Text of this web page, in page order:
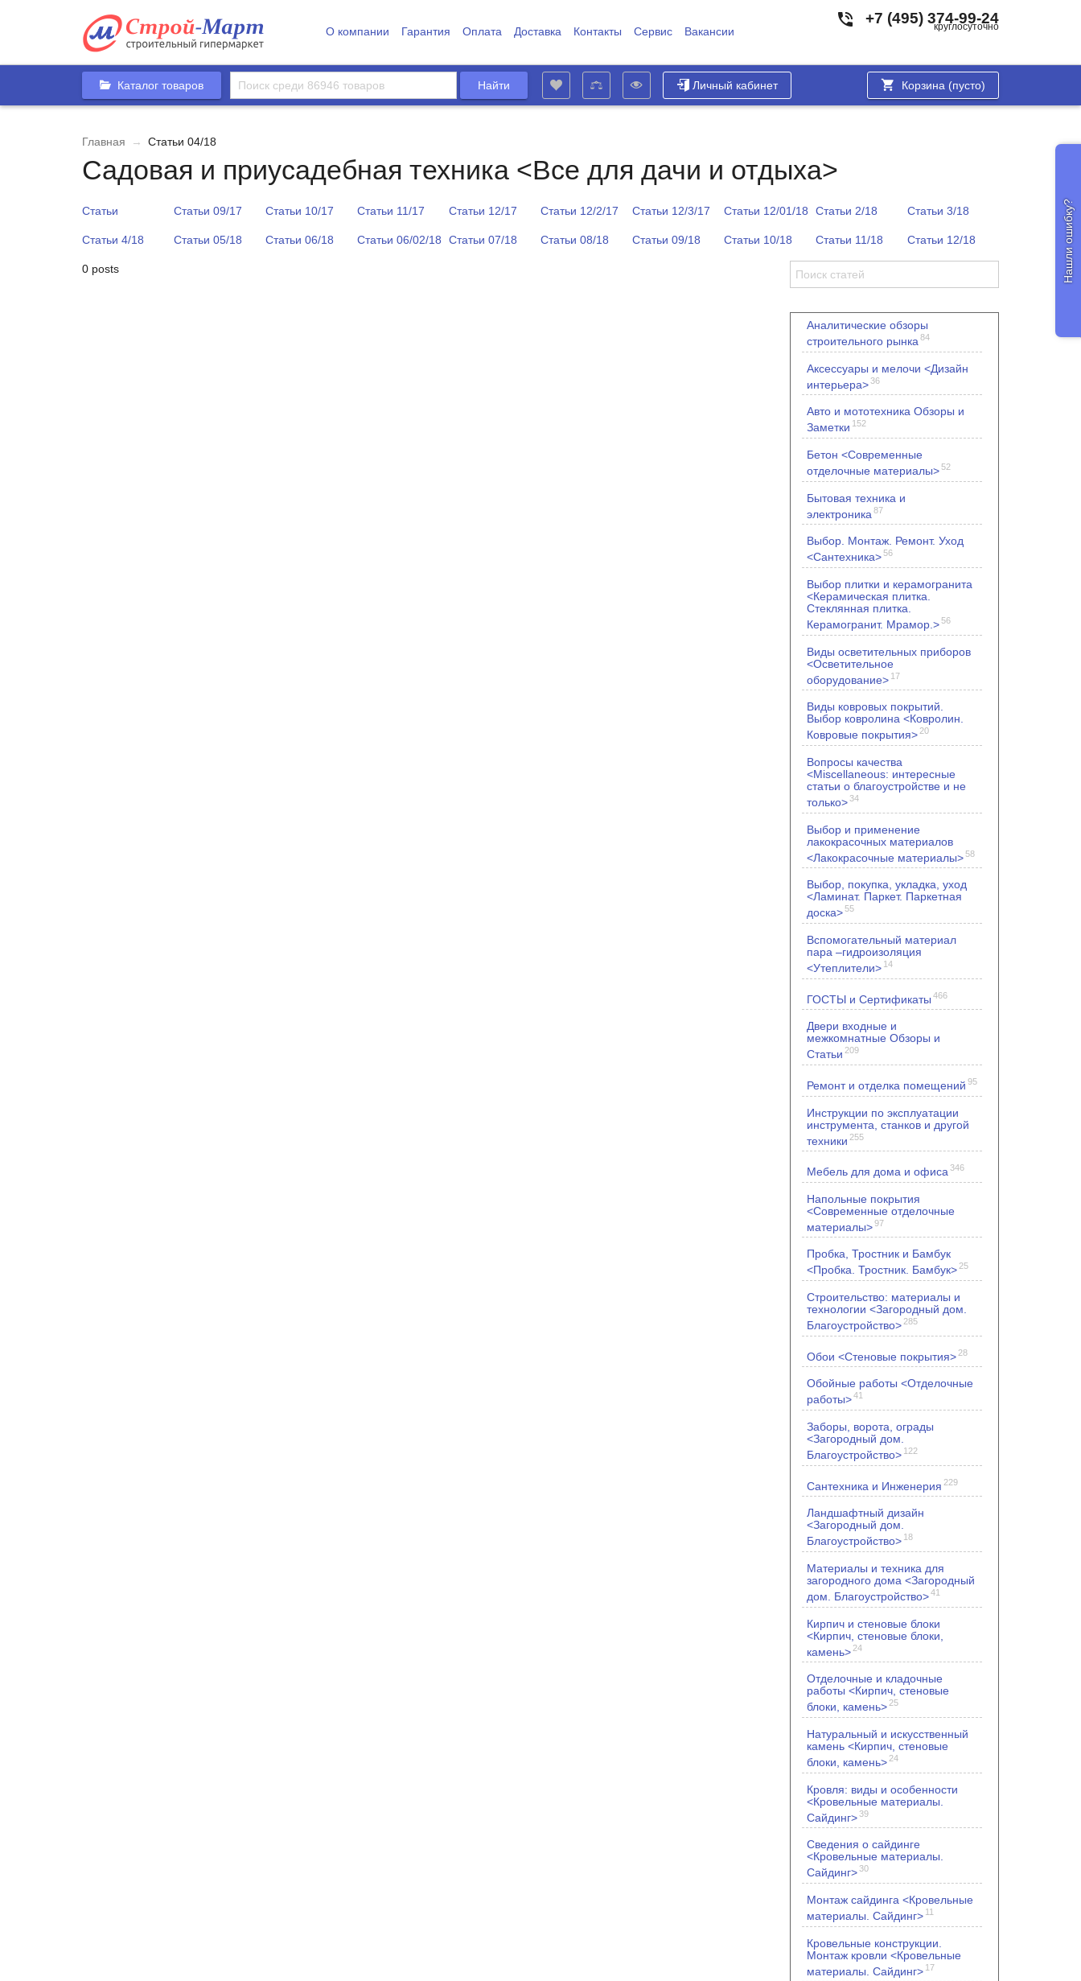
О компании Гарантия Оплата Доставка Контакты Сервис Вакансии
+7 (495) 374-99-24
круглосуточно
Каталог товаров Личный кабинет Корзина (пусто)
Главная → Статьи 04/18
Садовая и приусадебная техника <Все для дачи и отдыха>
Статьи Статьи 09/17 Статьи 10/17 Статьи 11/17 Статьи 12/17 Статьи 12/2/17 Статьи 12/3/17 Статьи 12/01/18 Статьи 2/18 Статьи 3/18
Статьи 4/18 Статьи 05/18 Статьи 06/18 Статьи 06/02/18 Статьи 07/18 Статьи 08/18 Статьи 09/18 Статьи 10/18 Статьи 11/18 Статьи 12/18
0 posts
Аналитические обзоры
строительного рынка 84
Аксессуары и мелочи <Дизайн
интерьера>36
Авто и мототехника Обзоры и
Заметки 152
Бетон <Современные
отделочные материалы>52
Бытовая техника и
электроника 87
Выбор. Монтаж. Ремонт. Уход
<Сантехника>56
Выбор плитки и керамогранита
<Керамическая плитка.
Стеклянная плитка.
Керамогранит. Мрамор.>56
Виды осветительных приборов
<Осветительное
оборудование> 17
Виды ковровых покрытий.
Выбор ковролина <Ковролин.
Ковровые покрытия> 20
Вопросы качества
<Miscellaneous: интересные
статьи о благоустройстве и не
только>34
Выбор и применение
лакокрасочных материалов
<Лакокрасочные материалы>58
Выбор, покупка, укладка, уход
<Ламинат. Паркет. Паркетная
доска>55
Вспомогательный материал
пара –гидроизоляция
<Утеплители> 14
ГОСТЫ и Сертификаты 466
Двери входные и
межкомнатные Обзоры и
Статьи 209
Ремонт и отделка помещений 95
Инструкции по эксплуатации
инструмента, станков и другой
техники 255
Мебель для дома и офиса 346
Напольные покрытия
<Современные отделочные
материалы>97
Пробка, Тростник и Бамбук
<Пробка. Тростник. Бамбук>25
Строительство: материалы и
технологии <Загородный дом.
Благоустройство> 285
Обои <Стеновые покрытия> 28
Обойные работы <Отделочные
работы>41
Заборы, ворота, ограды
<Загородный дом.
Благоустройство> 122
Сантехника и Инженерия 229
Ландшафтный дизайн
<Загородный дом.
Благоустройство> 18
Материалы и техника для
загородного дома <Загородный
дом. Благоустройство>41
Кирпич и стеновые блоки
<Кирпич, стеновые блоки,
камень> 24
Отделочные и кладочные
работы <Кирпич, стеновые
блоки, камень> 25
Натуральный и искусственный
камень <Кирпич, стеновые
блоки, камень> 24
Кровля: виды и особенности
<Кровельные материалы.
Сайдинг>39
Сведения о сайдинге
<Кровельные материалы.
Сайдинг>30
Монтаж сайдинга <Кровельные
материалы. Сайдинг> 11
Кровельные конструкции.
Монтаж кровли <Кровельные
материалы. Сайдинг> 17
Нашли ошибку?